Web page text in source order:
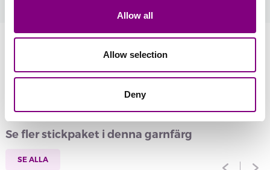
Allow all
Allow selection
Deny
Information
Recensioner
Se fler stickpaket i denna garnfärg
SE ALLA